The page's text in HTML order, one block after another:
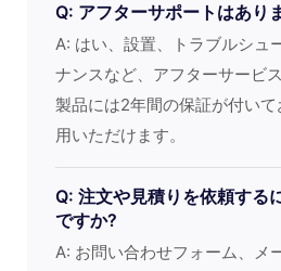
Q: アフターサポートはあり
A: はい、設置、トラブルシュ
ナンスなど、アフターサービ
製品には2年間の保証が付いて
用いただけます。
Q: 注文や見積りを依頼する
ですか?
A: お問い合わせフォーム、メ